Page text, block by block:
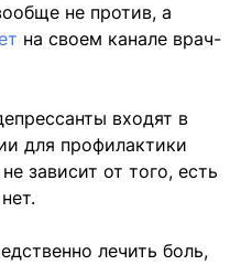
не против, а
на своем канале врач-
входят в
для профилактики
зависит от того, есть
лечить боль,